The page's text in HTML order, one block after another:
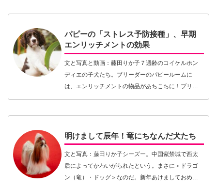
ぴったりく…【続きを読む】
パピーの「ストレス予防接種」、早期
エンリッチメントの効果
文と写真と動画：藤田りか子７週齢のコイケルホン
ディエの子犬たち。ブリーダーのパピールームに
は、エンリッチメントの物品があちこちに！ブリー
ダーから計画的にパピーを迎える人にとって、譲渡
明けまして辰年！竜にちなんだ犬たち
文と写真：藤田りか子シーズー。中国紫禁城で西太
后によってかわいがられたという。まさに＜ドラゴ
ン（竜）・ドッグ＞なのだ。新年あけましておめで